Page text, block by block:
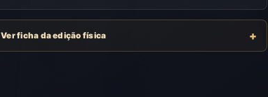
Ver ficha da edição física